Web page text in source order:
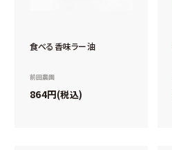
食べる香味ラー油
前田農園
864 税込